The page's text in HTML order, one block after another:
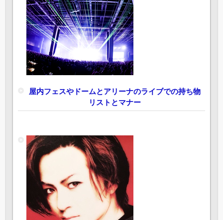
屋内フェスやドームとアリーナのライブでの持ち物
リストとマナー